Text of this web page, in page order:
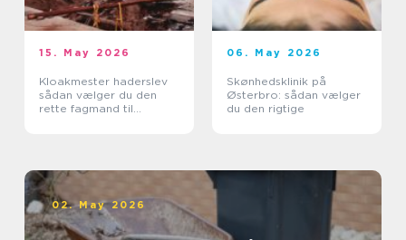
15. May 2026
Kloakmester haderslev
sådan vælger du den
rette fagmand til
06. May 2026
Skønhedsklinik på
Østerbro: sådan vælger
du den rigtige
02. May 2026